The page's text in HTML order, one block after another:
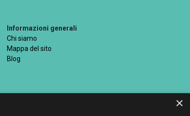
Informazioni generali
Chi siamo
Mappa del sito
Blog
×